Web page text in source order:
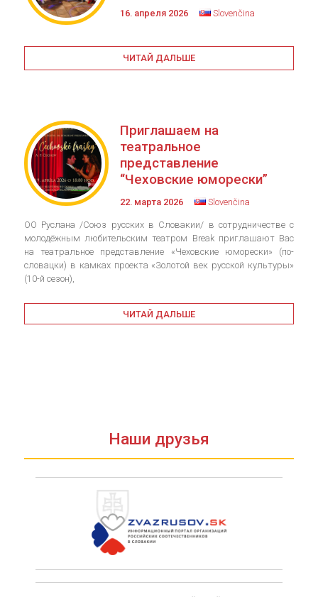
16. апреля 2026 Slovenčina
ЧИТАЙ ДАЛЬШЕ
Приглашаем на
театральное
представление
“Чеховские юморески”
22. марта 2026 Slovenčina
ОО Руслана /Союз русских в Словакии/ в сотрудничестве с
молодёжным любительским театром Break приглашают Вас
на театральное представление «Чеховские юморески» (по-
словацки) в камках проекта «Золотой век русской культуры»
(10-й сезон),
ЧИТАЙ ДАЛЬШЕ
Наши друзья